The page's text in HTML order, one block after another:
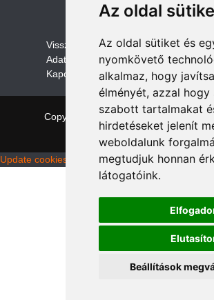
Az oldal
Az oldal sütiket és
nyomkövető
alkalmaz, hogy
élményét, azzal hogy
szabott tartalmakat
hirdetéseket jelenít
weboldalunk
megtudjuk honnan
látogatóink.
Beállítások
Visszaküldési és visszatérítési
Adatvédelem /GDPR
Kapcsolat
Copyright © 2026
NewStoreby
Update cookies preferences